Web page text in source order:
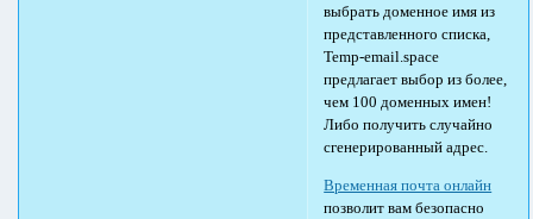
выбрать доменное имя из
представленного списка,
Temp-email.space
предлагает выбор из более,
чем 100 доменных имен!
Либо получить случайно
сгенерированный адрес.
Временная почта онлайн
позволит вам безопасно